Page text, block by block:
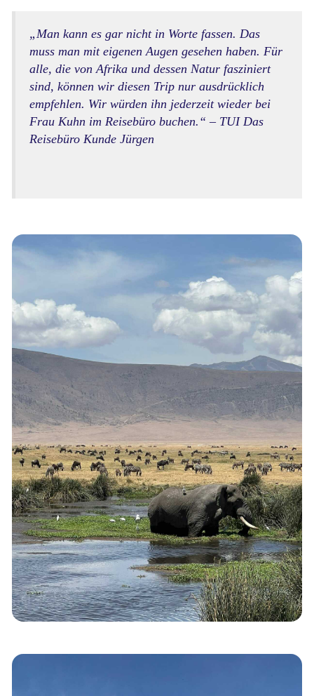
„Man kann es gar nicht in Worte fassen. Das
muss man mit eigenen Augen gesehen haben. Für
alle, die von Afrika und dessen Natur fasziniert
sind, können wir diesen Trip nur ausdrücklich
empfehlen. Wir würden ihn jederzeit wieder bei
Frau Kuhn im Reisebüro buchen.“ – TUI Das
Reisebüro Kunde Jürgen